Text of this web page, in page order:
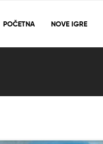
POČETNA NOVE IGRE